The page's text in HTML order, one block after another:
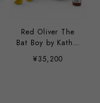
Red Oliver The
Bat Boy by Kathie
Olivas and Red
Mortimer the
¥35,200